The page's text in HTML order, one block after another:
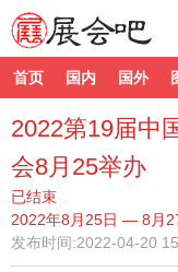
首页 国内 国外
2022第19届中
会8月25举办
已结束
2022年8月25日 — 8月
发布时间:2022-04-20